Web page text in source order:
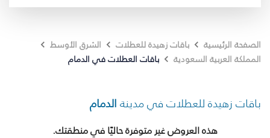
الصفحة الرئيسية باقات زهيدة للعطلات
الشرق الأوسط
المملكة العربية السعودية
باقات العطلات في الدمام
باقات زهيدة للعطلات في مدينة الدمام
هذه العروض غير متوفرة حاليًا في منطقتك.